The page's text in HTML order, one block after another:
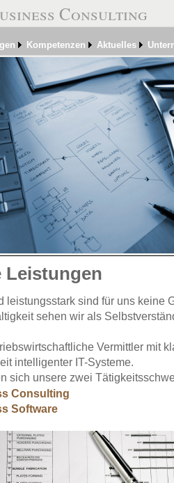
Consulting
Kompetenzen Aktuelles
Leistungen
leistungsstark sind für uns keine
sehen wir als
Vermittler mit
intelligenter IT-Systeme.
sich unsere zwei
Consulting
Software